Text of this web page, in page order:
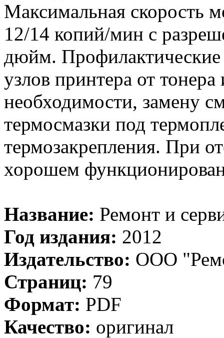
Максимальная скорость
12/14 копий/мин с
дюйм.
узлов принтера от
необходимости, замену
термосмазки под
термозакрепления. При
хорошем
Название: Ремонт и
Год издания: 2012
Издательство: ООО
Страниц: 79
Формат: PDF
Качество: оригинал